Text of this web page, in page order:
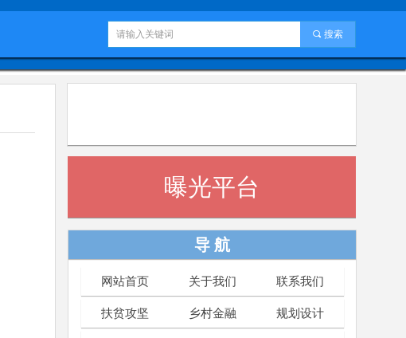
끠 搜索
导 航
扶贫攻坚 乡村金融 规划设计
网站首页 关于我们 联系我们
曝光平台